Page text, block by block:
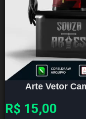
Arte Vetor
R$ 15,00